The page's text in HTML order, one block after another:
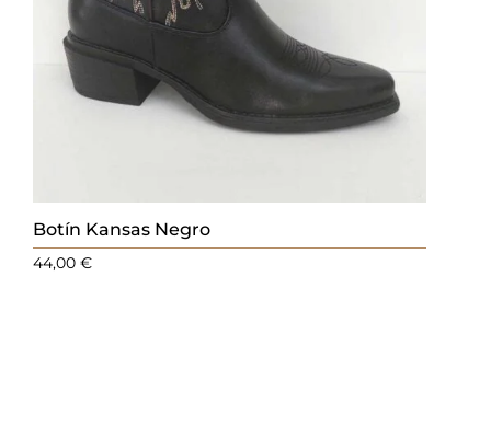
Botín Kansas Negro
44,00€